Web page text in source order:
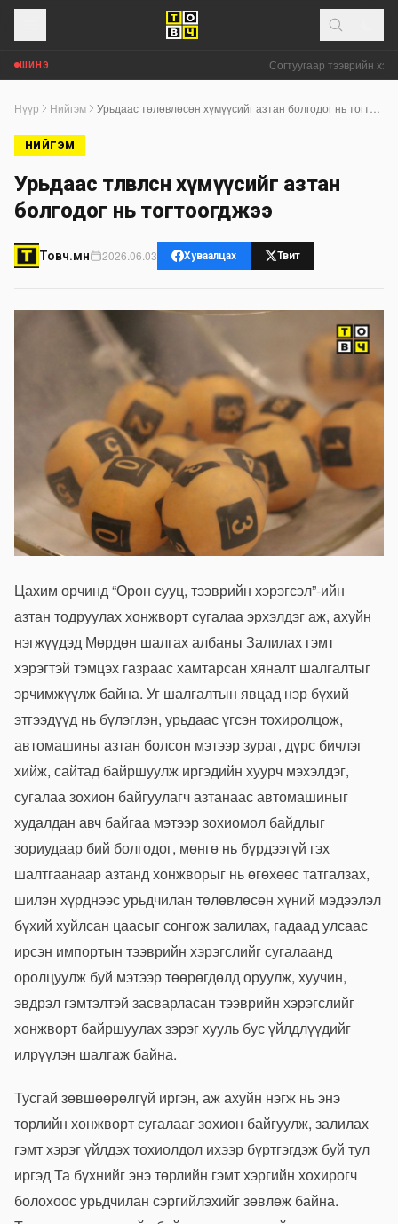
ШИНЭ Согтуугаар тээврийн
Нүүр Нийгэм
НИЙГЭМ
Урьдаас төлөвлөсөн хүмүүсийг азтан
болгодог нь тогтоогджээ
Товч.мн 2026.06.03 Хуваалцах Твит
Цахим орчинд “Орон сууц, тээврийн хэрэгсэл”-ийн
азтан тодруулах хонжворт сугалаа эрхэлдэг аж, ахуйн
нэгжүүдэд Мөрдөн шалгах албаны Залилах гэмт
хэрэгтэй тэмцэх газраас хамтарсан хяналт шалгалтыг
эрчимжүүлж байна. Уг шалгалтын явцад нэр бүхий
этгээдүүд нь бүлэглэн, урьдаас үгсэн тохиролцож,
автомашины азтан болсон мэтээр зураг, дүрс бичлэг
хийж, сайтад байршуулж иргэдийн хуурч мэхэлдэг,
сугалаа зохион байгуулагч азтанаас автомашиныг
худалдан авч байгаа мэтээр зохиомол байдлыг
зориудаар бий болгодог, мөнгө нь бүрдээгүй гэх
шалтгаанаар азтанд хонжворыг нь өгөхөөс татгалзах,
шилэн хүрднээс урьдчилан төлөвлөсөн хүний мэдээлэл
бүхий хуйлсан цаасыг сонгож залилах, гадаад улсаас
ирсэн импортын тээврийн хэрэгслийг сугалаанд
оролцуулж буй мэтээр төөрөгдөлд оруулж, хуучин,
эвдрэл гэмтэлтэй засварласан тээврийн хэрэгслийг
хонжворт байршуулах зэрэг хууль бус үйлдлүүдийг
илрүүлэн шалгаж байна.
Тусгай зөвшөөрөлгүй иргэн, аж ахуйн нэгж нь энэ
төрлийн хонжворт сугалааг зохион байгуулж, залилах
гэмт хэрэг үйлдэх тохиолдол ихээр бүртгэгдэж буй тул
иргэд Та бүхнийг энэ төрлийн гэмт хэргийн хохирогч
болохоос урьдчилан сэргийлэхийг зөвлөж байна.